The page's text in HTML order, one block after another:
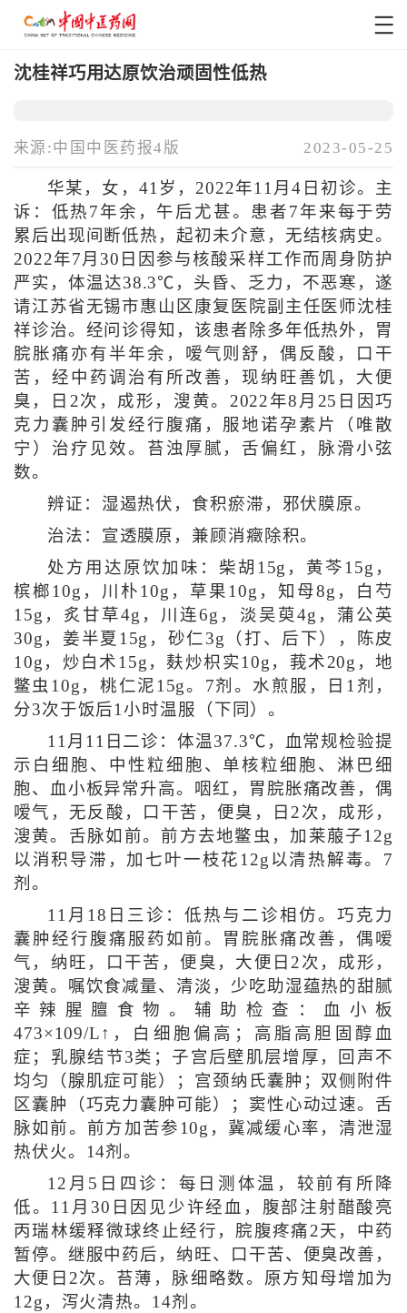
沈桂祥巧用达原饮治顽固性低热
来源:中国中医药报4版 2023-05-25
华某，女，41岁，2022年11月4日初诊。主
诉：低热7年余，午后尤甚。患者7年来每于劳
累后出现间断低热，起初未介意，无结核病史。
2022年7月30日因参与核酸采样工作而周身防护
严实，体温达38.3℃，头昏、乏力，不恶寒，遂
请江苏省无锡市惠山区康复医院副主任医师沈桂
祥诊治。经问诊得知，该患者除多年低热外，胃
脘胀痛亦有半年余，嗳气则舒，偶反酸，口干
苦，经中药调治有所改善，现纳旺善饥，大便
臭，日2次，成形，溲黄。2022年8月25日因巧
克力囊肿引发经行腹痛，服地诺孕素片（唯散
宁）治疗见效。苔浊厚腻，舌偏红，脉滑小弦
数。
辨证：湿遏热伏，食积瘀滞，邪伏膜原。
治法：宣透膜原，兼顾消癥除积。
处方用达原饮加味：柴胡15g，黄芩15g，
槟榔10g，川朴10g，草果10g，知母8g，白芍
15g，炙甘草4g，川连6g，淡吴萸4g，蒲公英
30g，姜半夏15g，砂仁3g（打、后下），陈皮
10g，炒白术15g，麸炒枳实10g，莪术20g，地
鳖虫10g，桃仁泥15g。7剂。水煎服，日1剂，
分3次于饭后1小时温服（下同）。
11月11日二诊：体温37.3℃，血常规检验提
示白细胞、中性粒细胞、单核粒细胞、淋巴细
胞、血小板异常升高。咽红，胃脘胀痛改善，偶
嗳气，无反酸，口干苦，便臭，日2次，成形，
溲黄。舌脉如前。前方去地鳖虫，加莱菔子12g
以消积导滞，加七叶一枝花12g以清热解毒。7
剂。
11月18日三诊：低热与二诊相仿。巧克力
囊肿经行腹痛服药如前。胃脘胀痛改善，偶嗳
气，纳旺，口干苦，便臭，大便日2次，成形，
溲黄。嘱饮食减量、清淡，少吃助湿蕴热的甜腻
辛辣腥膻食物。辅助检查：血小板
473×109/L↑，白细胞偏高；高脂高胆固醇血
症；乳腺结节3类；子宫后壁肌层增厚，回声不
均匀（腺肌症可能）；宫颈纳氏囊肿；双侧附件
区囊肿（巧克力囊肿可能）；窦性心动过速。舌
脉如前。前方加苦参10g，冀减缓心率，清泄湿
热伏火。14剂。
12月5日四诊：每日测体温，较前有所降
低。11月30日因见少许经血，腹部注射醋酸亮
丙瑞林缓释微球终止经行，脘腹疼痛2天，中药
暂停。继服中药后，纳旺、口干苦、便臭改善，
大便日2次。苔薄，脉细略数。原方知母增加为
12g，泻火清热。14剂。